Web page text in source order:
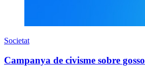
Societat
Campanya de civisme sobre